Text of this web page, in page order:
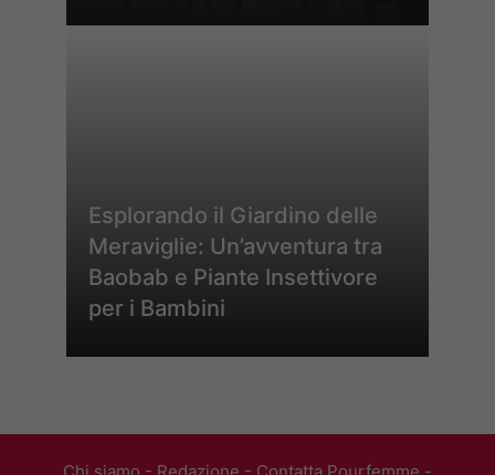
Esplorando il Giardino delle
Meraviglie: Un’avventura tra
Baobab e Piante Insettivore
per i Bambini